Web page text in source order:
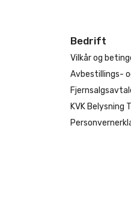
Bedrift
Vilkår og
Avbestillings-
KVK Belysning